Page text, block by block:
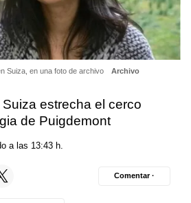
Suiza, en una foto de archivo Archivo
estrecha el cerco
de Puigdemont
a las 13:43 h.
Comentar ·